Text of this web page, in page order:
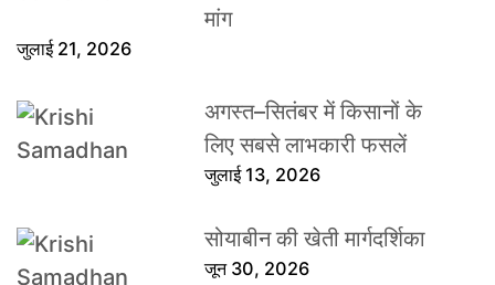
मांग
जुलाई 21, 2026
अगस्त–सितंबर में किसानों के
लिए सबसे लाभकारी फसलें
जुलाई 13, 2026
सोयाबीन की खेती मार्गदर्शिका
जून 30, 2026